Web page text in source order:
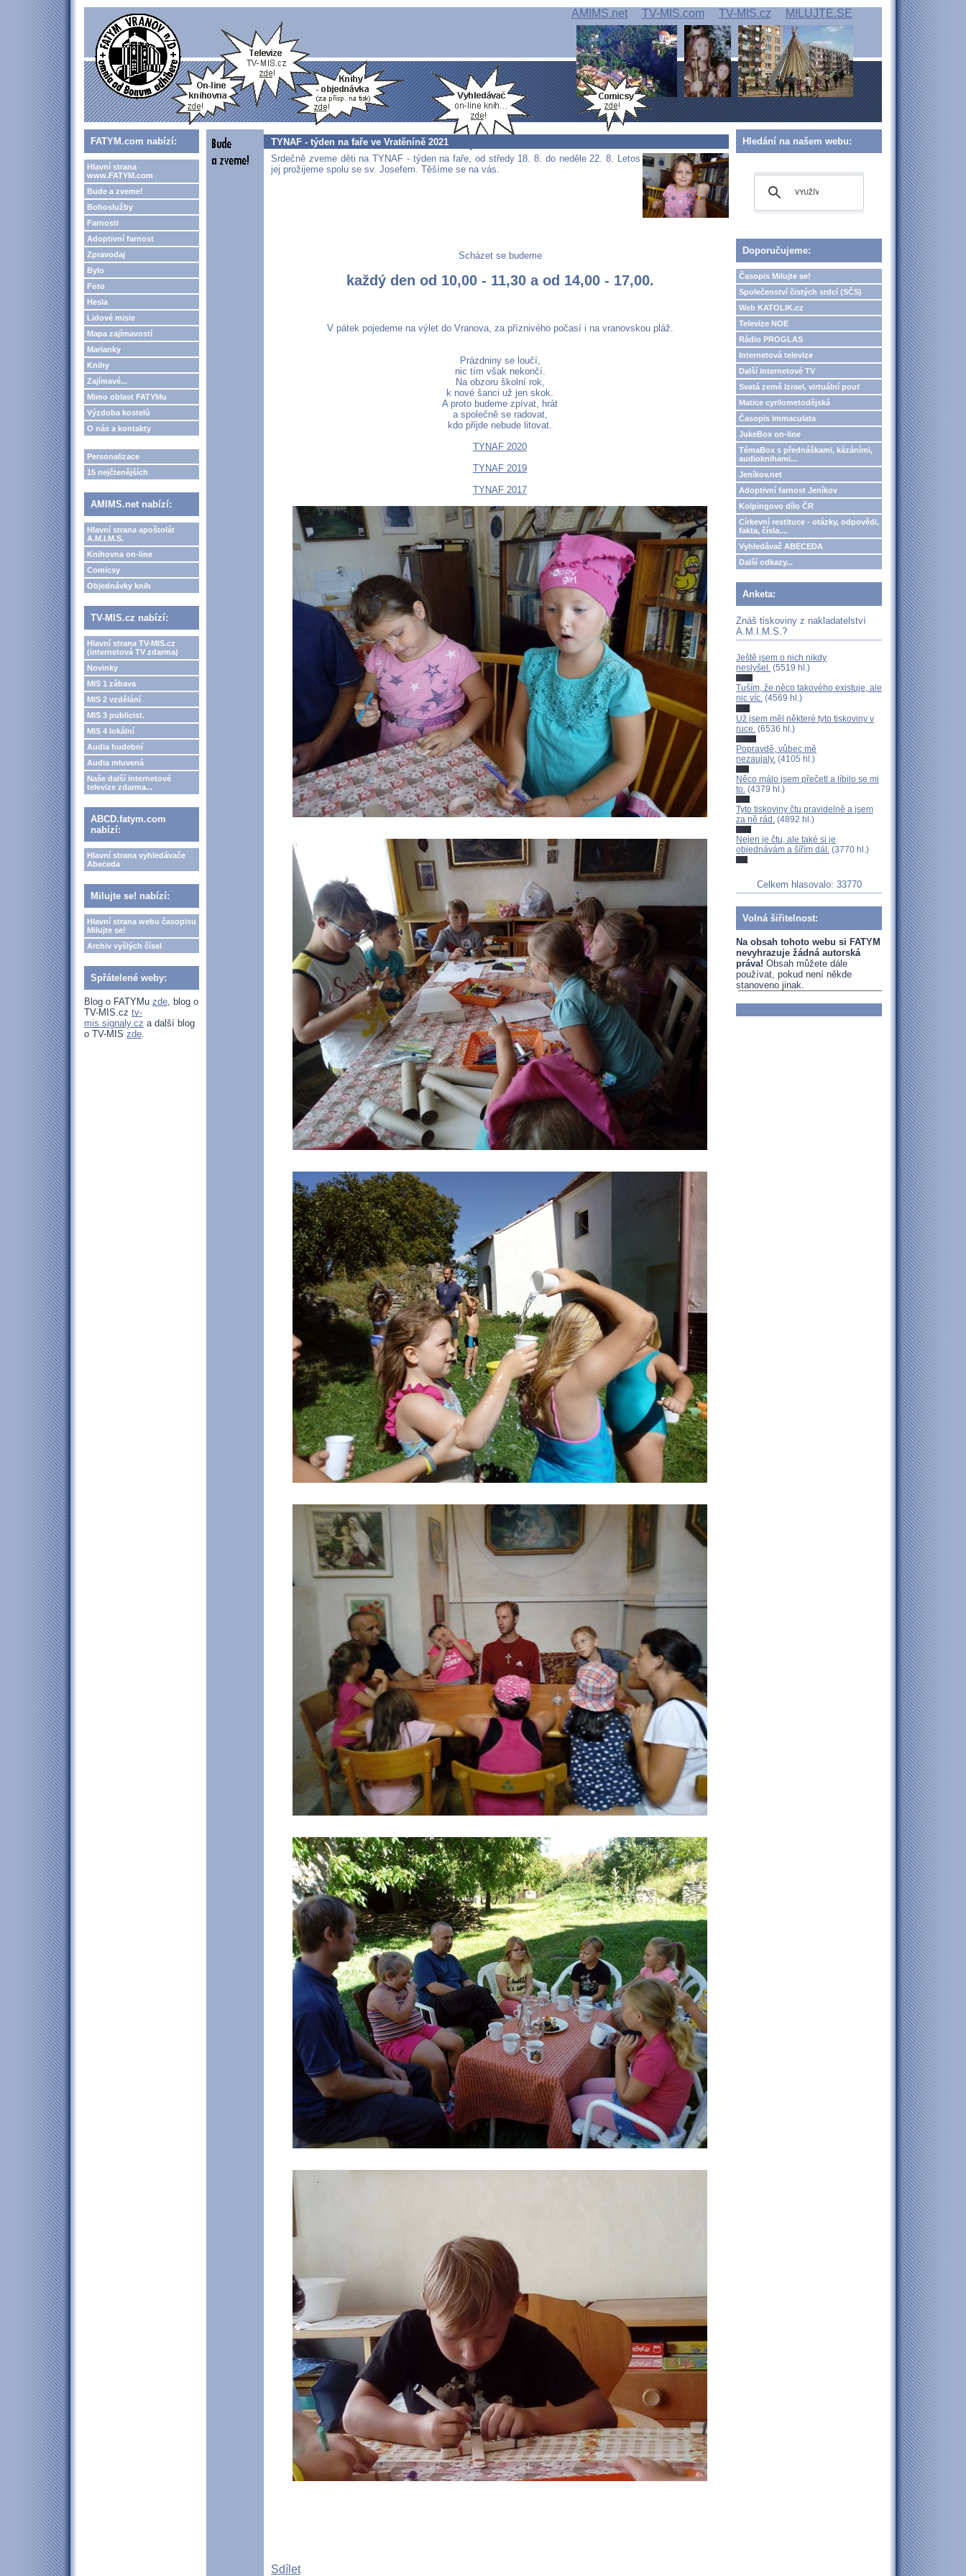
AMIMS.net TV-MIS.com TV-MIS.cz MILUJTE.SE
FATYM.com nabízí:
Hlavní strana
www.FATYM.com
Bude a zveme!
Bohoslužby
Farnosti
Adoptivní farnost
Zpravodaj
Bylo
Foto
Hesla
Lidové misie
Mapa zajímavostí
Marianky
Knihy
Zajímavé...
Mimo oblast FATYMu
Výzdoba kostelů
O nás a kontakty
Personalizace
15 nejčtenějších
AMIMS.net nabízí:
Hlavní strana apoštolát
A.M.I.M.S.
Knihovna on-line
Comicsy
Objednávky knih
TV-MIS.cz nabízí:
Hlavní strana TV-MIS.cz
(internetová TV zdarma)
Novinky
MIS 1 zábava
MIS 2 vzdělání
MIS 3 publicist.
MIS 4 lokální
Audia hudební
Audia mluvená
Naše další internetové
televize zdarma...
ABCD.fatym.com
nabízí:
Hlavní strana vyhledávače
Abeceda
Milujte se! nabízí:
Hlavní strana webu časopisu
Milujte se!
Archiv vyšlých čísel
Spřátelené weby:
Blog o FATYMu zde, blog o
TV-MIS.cz tv-
mis.signaly.cz a další blog
o TV-MIS zde.
TYNAF - týden na faře ve Vratěníně 2021
Srdečně zveme děti na TYNAF - týden na faře, od středy 18. 8. do neděle 22. 8. Letos
jej prožijeme spolu se sv. Josefem. Těšíme se na vás.
Scházet se budeme
každý den od 10,00 - 11,30 a od 14,00 - 17,00.
V pátek pojedeme na výlet do Vranova, za příznivého počasí i na vranovskou pláž.
Prázdniny se loučí,
nic tím však nekončí.
Na obzoru školní rok,
k nové šanci už jen skok.
A proto budeme zpívat, hrát
a společně se radovat,
kdo přijde nebude litovat.
TYNAF 2020
TYNAF 2019
TYNAF 2017
Sdílet
Hledání na našem webu:
Doporučujeme:
Časopis Milujte se!
Společenství čistých srdcí (SČS)
Web KATOLIK.cz
Televize NOE
Rádio PROGLAS
Internetová televize
Další internetové TV
Svatá země Izrael, virtuální pouť
Matice cyrilometodějská
Časopis Immaculata
JukeBox on-line
TémaBox s přednáškami, kázáními,
audioknihami...
Jeníkov.net
Adoptivní farnost Jeníkov
Kolpingovo dílo ČR
Církevní restituce - otázky, odpovědi,
fakta, čísla....
Vyhledávač ABECEDA
Další odkazy...
Anketa:
Znáš tiskoviny z nakladatelství
A.M.I.M.S.?
Ještě jsem o nich nikdy
neslyšel. (5519 hl.)
Tuším, že něco takového existuje, ale
nic víc. (4569 hl.)
Už jsem měl některé tyto tiskoviny v
ruce. (6536 hl.)
Popravdě, vůbec mě
nezaujaly. (4105 hl.)
Něco málo jsem přečetl a líbilo se mi
to. (4379 hl.)
Tyto tiskoviny čtu pravidelně a jsem
za ně rád. (4892 hl.)
Nejen je čtu, ale také si je
objednávám a šířím dál. (3770 hl.)
Celkem hlasovalo: 33770
Volná šiřitelnost:
Na obsah tohoto webu si FATYM
nevyhrazuje žádná autorská
práva! Obsah můžete dále
používat, pokud není někde
stanoveno jinak.